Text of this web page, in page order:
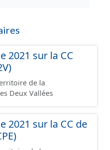
2021 sur la CC
de la
Deux Vallées
2021 sur la CC de